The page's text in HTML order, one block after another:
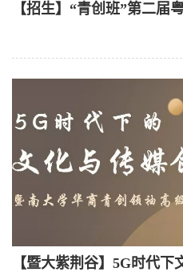
【招生】“青创班”第二届
【暨大紫荆谷】5G时代